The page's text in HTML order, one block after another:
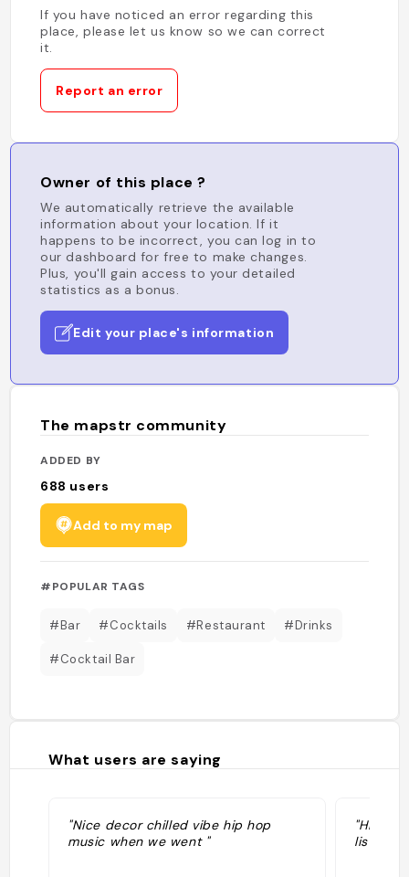
If you have noticed an error regarding this
place, please let us know so we can correct
it.
Report an error
Owner of this place ?
We automatically retrieve the available
information about your location. If it
happens to be incorrect, you can log in to
our dashboard for free to make changes.
Plus, you'll gain access to your detailed
statistics as a bonus.
Edit your place's information
The mapstr community
ADDED BY
688 users
Add to my map
#POPULAR TAGS
#Bar #Cocktails #Restaurant #Drinks
#Cocktail Bar
What users are saying
"Nice decor chilled vibe hip hop
music when we went "